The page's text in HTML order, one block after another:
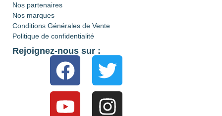
Nos partenaires
Nos marques
Conditions Générales de Vente
Politique de confidentialité
Rejoignez-nous sur :